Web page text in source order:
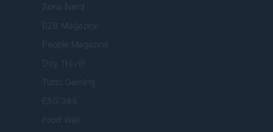
Zona Nerd
B2B Magazine
People Magazine
Day Travel
Tutto Gaming
ESG 365
Food Wiki